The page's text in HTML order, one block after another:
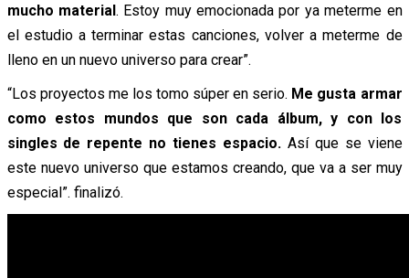
mucho material. Estoy muy emocionada por ya meterme en
el estudio a terminar estas canciones, volver a meterme de
lleno en un nuevo universo para crear”.
“Los proyectos me los tomo súper en serio. Me gusta armar
como estos mundos que son cada álbum, y con los
singles de repente no tienes espacio. Así que se viene
este nuevo universo que estamos creando, que va a ser muy
especial”. finalizó.